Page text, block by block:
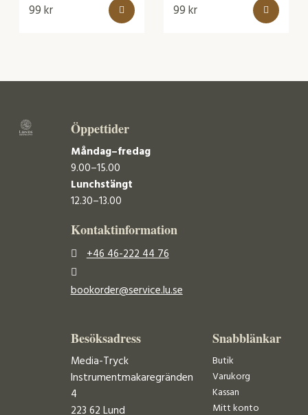
99kr 99kr
Öppettider
Måndag–fredag
9.00–15.00
Lunchstängt
12.30–13.00
Kontaktinformation
+46 46-222 44 76
bookorder@service.lu.se
Besöksadress
Media-Tryck
Instrumentmakaregränden
4
223 62 Lund
Snabblänkar
Butik
Varukorg
Kassan
Mitt konto